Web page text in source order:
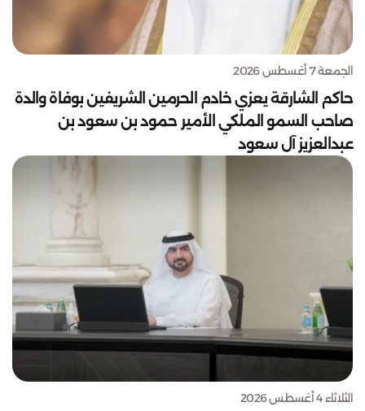
الجمعة 7 أغسطس 2026
حاكم الشارقة يعزي خادم الحرمين الشريفين بوفاة والدة
صاحب السمو الملكي الأمير حمود بن سعود بن
عبدالعزيز آل سعود
الثلاثاء 4 أغسطس 2026